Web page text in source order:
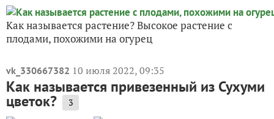
Как называется растение? Высокое растение с
плодами, похожими на огурец
vk_330667382 10 июля 2022, 09:35
Как называется привезенный из Сухуми
цветок? 3